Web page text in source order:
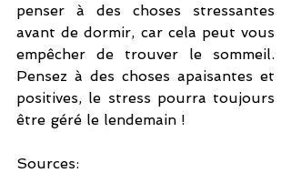
penser à des choses stressantes
avant de dormir, car cela peut vous
empêcher de trouver le sommeil.
Pensez à des choses apaisantes et
positives, le stress pourra toujours
être géré le lendemain !
Sources: